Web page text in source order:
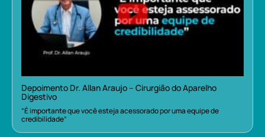
Depoimento Dr. Allan Araujo – Cirurgião do Aparelho
Digestivo
“É importante que você esteja acessorado por uma equipe de
credibilidade”